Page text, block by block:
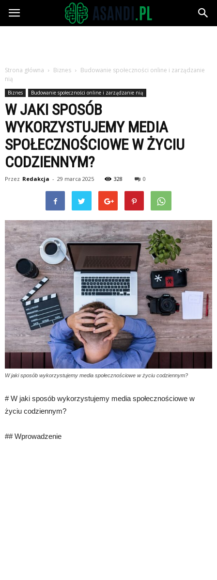
Asandi.pl
Strona główna Biznes
Budowanie społeczności online i zarządzanie
nią
Biznes Budowanie społeczności online i zarządzanie nią
W JAKI SPOSÓB
WYKORZYSTUJEMY MEDIA
SPOŁECZNOŚCIOWE W ŻYCIU
CODZIENNYM?
Przez Redakcja - 29 marca 2025 328 0
W jaki sposób wykorzystujemy media społecznościowe w życiu codziennym?
# W jaki sposób wykorzystujemy media społecznościowe w
życiu codziennym?
## Wprowadzenie